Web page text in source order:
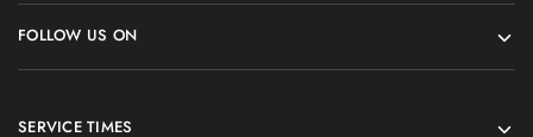
FOLLOW US ON
SERVICE TIMES